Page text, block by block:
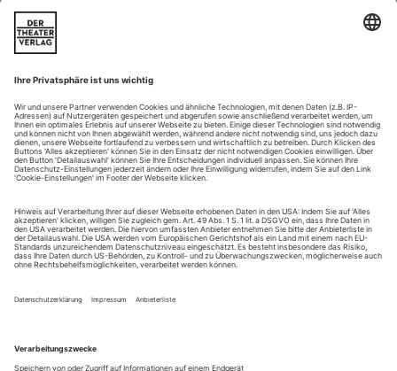
Ganz klar: Die zurückliegenden eineinhalb Jahre waren eine
enorme Herausforderung für die gesamte Kunstwelt. So vieles,
was wir bis dahin als selbstverständlich erachtet hatten, war
uns plötzlich nicht mehr zugänglich. Ich persönlich war
überwältigt von Gefühlen der Hilflosigkeit. Zugleich
eröffneten sich in jenen Monaten aber auch viele
Möglichkeiten, die es zu...
Wir haben Tanzkünstler und -künstlerinnen gefragt: «Was war
produktiv? Was nehmen Sie mit? Was erwarten Sie für die nähere
Zukunft?»
Die letzten eineinhalb Jahre waren definitiv eine
«Schwanensee» voll beschäftigt waren und bereits in ganz